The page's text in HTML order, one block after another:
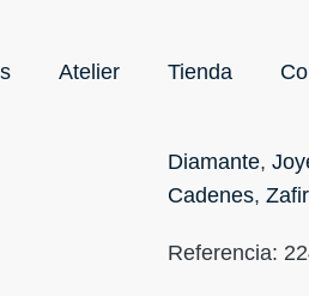
Atelier Tienda
Diamante,
Cadenes,
Referencia: